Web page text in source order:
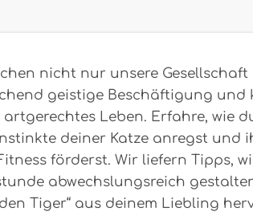
nicht nur unsere
geistige Beschäftigung
Leben. Erfahre, wie
deiner Katze anregst und
förderst. Wir liefern Tipps,
abwechslungsreich
Tiger“ aus deinem Liebling